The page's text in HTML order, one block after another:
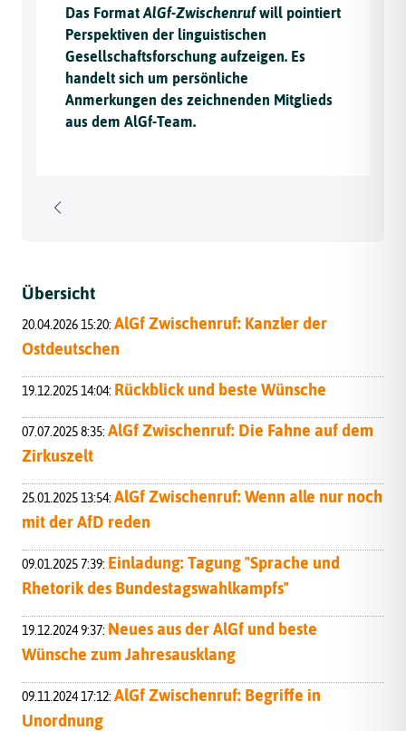
Das Format AlGf-Zwischenrufwill pointiert
Perspektiven der linguistischen
Gesellschaftsforschung aufzeigen. Es
handelt sich um persönliche
Anmerkungen des zeichnenden Mitglieds
aus dem AlGf-Team.
Übersicht
20.04.2026 15:20: AlGf Zwischenruf: Kanzler der
Ostdeutschen
19.12.2025 14:04: Rückblick und beste Wünsche
07.07.2025 8:35: AlGf Zwischenruf: Die Fahne auf dem
Zirkuszelt
25.01.2025 13:54: AlGf Zwischenruf: Wenn alle nur noch
mit der AfD reden
09.01.2025 7:39: Einladung: Tagung "Sprache und
Rhetorik des Bundestagswahlkampfs"
19.12.2024 9:37: Neues aus der AlGf und beste
Wünsche zum Jahresausklang
09.11.2024 17:12: AlGf Zwischenruf: Begriffe in
Unordnung